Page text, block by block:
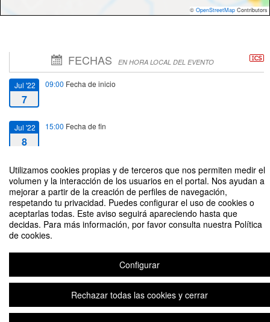
Utilizamos cookies propias y de terceros que nos permiten medir el
volumen y la interacción de los usuarios en el portal. Nos ayudan a
mejorar a partir de la creación de perfiles de navegación,
respetando tu privacidad. Puedes configurar el uso de cookies o
aceptarlas todas. Este aviso seguirá apareciendo hasta que
decidas. Para más información, por favor consulta nuestra Política
de cookies.
Configurar
Rechazar todas las cookies y cerrar
© OpenStreetMap Contributors
FECHAS EN HORA LOCAL DEL EVENTO
Jul '22
7
09:00 Fecha de inicio
Jul '22
8
15:00 Fecha de fin
XI TALLER DE DOCTORANDOS EN ÉTICA EMPRESARIAL, RSE Y
SOSTENIBILIDAD
Plataforma de organización de eventos Symposium